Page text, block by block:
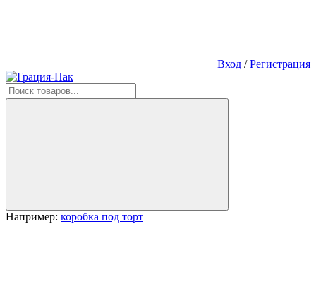
Вход /Регистрация
Например: коробка под торт